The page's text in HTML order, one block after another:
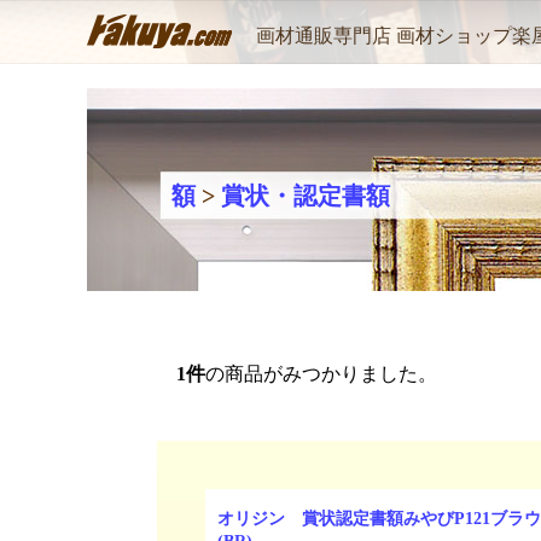
画材通販専門店 画材ショップ楽
額> 賞状・認定書額
1件の商品がみつかりました。
オリジン 賞状認定書額みやびP121ブラ